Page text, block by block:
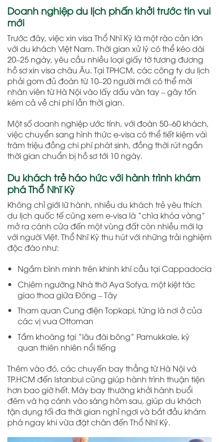
Doanh nghiệp du lịch phấn khởi trước tin vui
mới
Trước đây, việc xin visa Thổ Nhĩ Kỳ là một rào cản lớn
với du khách Việt Nam. Thời gian xử lý có thể kéo dài
20–25 ngày, yêu cầu nhiều loại giấy tờ tương đương
hồ sơ xin visa châu Âu. Tại TPHCM, các công ty du lịch
phải gom đủ đoàn từ 10–20 người mới có thể mời
nhân viên từ Hà Nội vào lấy dấu vân tay – gây tốn
kém cả về chi phí lẫn thời gian.
Một số doanh nghiệp ước tính, với đoàn 50–60 khách,
việc chuyển sang hình thức e-visa có thể tiết kiệm vài
trăm triệu đồng chi phí phát sinh, đồng thời rút ngắn
thời gian chuẩn bị hồ sơ tới 10 ngày.
Du khách trẻ háo hức với hành trình khám
phá Thổ Nhĩ Kỳ
Không chỉ giới lữ hành, nhiều du khách trẻ yêu thích
du lịch quốc tế cũng xem e-visa là “chìa khóa vàng”
mở ra cánh cửa đến một vùng đất còn nhiều mới lạ
với người Việt. Thổ Nhĩ Kỳ thu hút với những trải nghiệm
độc đáo như:
Ngắm bình minh trên khinh khí cầu tại Cappadocia
Chiêm ngưỡng Nhà thờ Aya Sofya, một kiệt tác
giao thoa giữa Đông – Tây
Tham quan Cung điện Topkapi, từng là nơi ở của
các vị vua Ottoman
Tắm khoáng tại “lâu đài bông” Pamukkale, kỳ
quan thiên nhiên nổi tiếng
Thêm vào đó, các chuyến bay thẳng từ Hà Nội và
TP.HCM đến Istanbul cũng giúp hành trình thuận tiện
hơn bao giờ hết. Máy bay thường khởi hành buổi
đêm và hạ cánh vào sáng hôm sau, giúp du khách
tận dụng tối đa thời gian nghỉ ngơi và bắt đầu khám
phá ngay khi vừa đặt chân đến Thổ Nhĩ Kỳ.